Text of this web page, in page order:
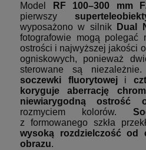
Model RF 100–300 mm
pierwszy
wyposażono w silnik
Dual
fotografowie mogą polegać
ostrości i najwyższej jakości
ogniskowych, ponieważ
sterowane są
soczewki fluorytoweji
koryguje aberrację
niewiarygodną ostrość
rozmyciem kolorów.
z formowanego szkła
wysoką rozdzielczość od
obrazu.